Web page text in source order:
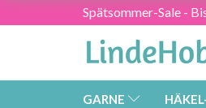
Spätsommer-Sale -
GARNE